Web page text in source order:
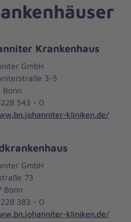
Krankenhaus
GmbH
3-5
Bonn
543 - 0
kliniken.de/
GmbH
73
Bonn
383 - 0
kliniken.de/